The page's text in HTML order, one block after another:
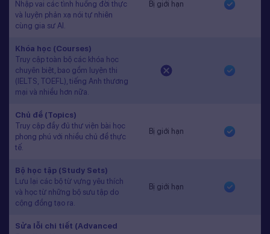
Nhập vai các tình huống đời thực
và luyện phản xạ nói tự nhiên
cùng gia sư AI.
Bị giới hạn
Khóa học (Courses)
Truy cập toàn bộ các khóa học
chuyên biệt, bao gồm luyện thi
(IELTS, TOEFL), tiếng Anh thương
mại và nhiều hơn nữa.
Chủ đề (Topics)
Truy cập đầy đủ thư viện bài học
phong phú với nhiều chủ đề thực
tế.
Bị giới hạn
Bộ học tập (Study Sets)
Lưu lại các bộ từ vựng yêu thích
và học từ những bộ sưu tập do
cộng đồng tạo ra.
Bị giới hạn
Sửa lỗi chi tiết (Advanced